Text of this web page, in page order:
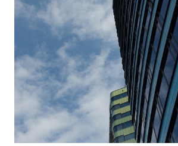
SERVICES
IN
SAN
DIEGO